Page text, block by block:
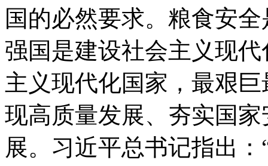
国的必然要求。粮食安
强国是建设社会主义现
主义现代化国家，最艰
现高质量发展、夯实国
展。习近平总书记指出